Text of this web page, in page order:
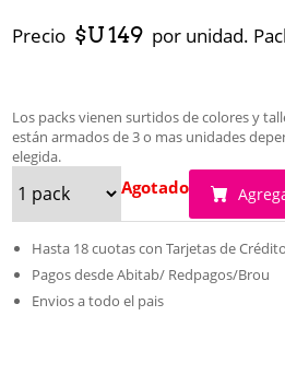
Precio $U 149 por unidad.
Los packs vienen surtidos de colores y
están armados de 3 o mas unidades
elegida.
Agotado
Hasta 18 cuotas con Tarjetas de
Pagos desde Abitab/ Redpagos/Brou
Envios a todo el pais